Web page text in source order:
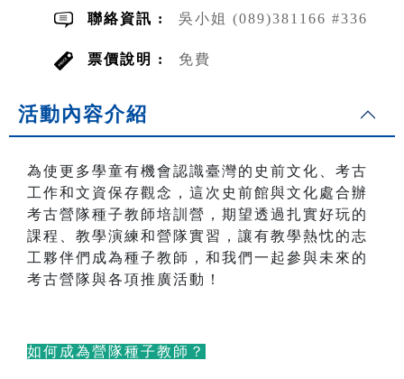
聯絡資訊 : 吳小姐 (089)381166 #336
票價說明 : 免費
活動內容介紹
為使更多學童有機會認識臺灣的史前文化、考古
工作和文資保存觀念，這次史前館與文化處合辦
考古營隊種子教師培訓營，期望透過扎實好玩的
課程、教學演練和營隊實習，讓有教學熱忱的志
工夥伴們成為種子教師，和我們一起參與未來的
考古營隊與各項推廣活動！
如何成為營隊種子教師？